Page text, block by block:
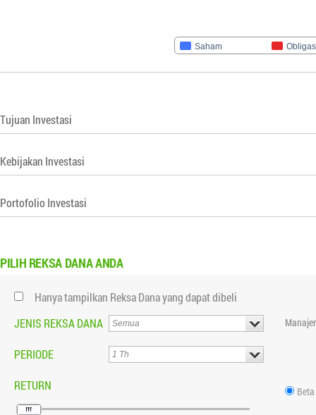
Saham
Tujuan Investasi
Kebijakan Investasi
Portofolio Investasi
PILIH REKSA DANA ANDA
Hanya tampilkan Reksa Dana yang dapat dibeli
JENIS REKSA DANA
PERIODE
RETURN Beta